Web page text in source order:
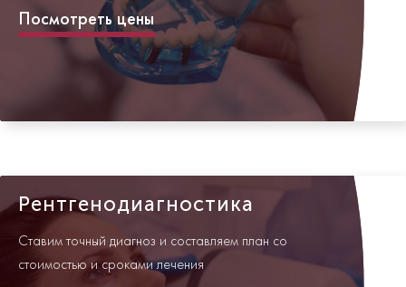
Посмотреть цены
Рентгенодиагностика
Ставим точный диагноз и составляем план со
стоимостью и сроками лечения